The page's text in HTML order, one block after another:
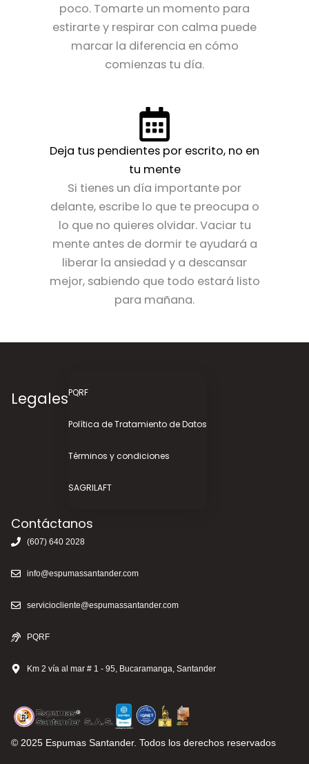
poco. Tomarte un momento para
estirarte y respirar con calma puede
marcar la diferencia en cómo
comienzas tu día.
Deja tus pendientes por escrito, no en
tu mente
Si tienes un día importante por
delante, escribe lo que te preocupa o
lo que no quieres olvidar. Vaciar tu
mente antes de dormir te ayudará a
liberar la ansiedad y a descansar
mejor, sabiendo que todo estará listo
para mañana.
© 2025 Espumas Santander. Todos los derechos reservados
LegalesPQRF
Política de Tratamiento de Datos
Términos y condiciones
SAGRILAFT
Contáctanos
(607) 640 2028
info@espumassantander.com
serviciocliente@espumassantander.com
PQRF
Km 2 vía al mar # 1 - 95, Bucaramanga, Santander